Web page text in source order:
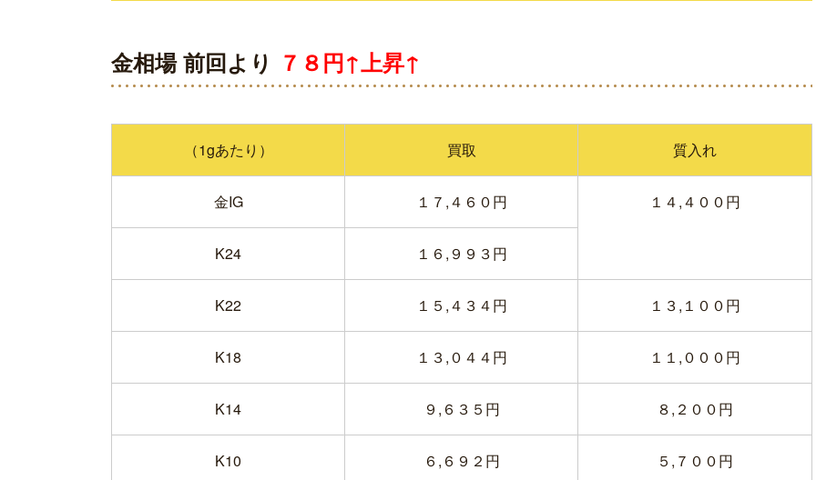
金相場 前回より ７８円↑上昇↑
（1gあたり） 買取 質入れ
金IG １７,４６０円 １４,４００円
K24 １６,９９３円
K22 １５,４３４円 １３,１００円
K18 １３,０４４円 １１,０００円
K14 ９,６３５円 ８,２００円
K10 ６,６９２円 ５,７００円